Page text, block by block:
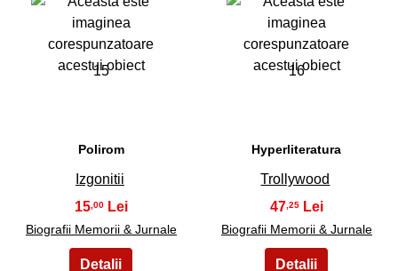
15
Polirom
Izgonitii
15,00
Biografii Memorii & Jurnale
16
Hyperliteratura
Trollywood
47,25
Biografii Memorii & Jurnale